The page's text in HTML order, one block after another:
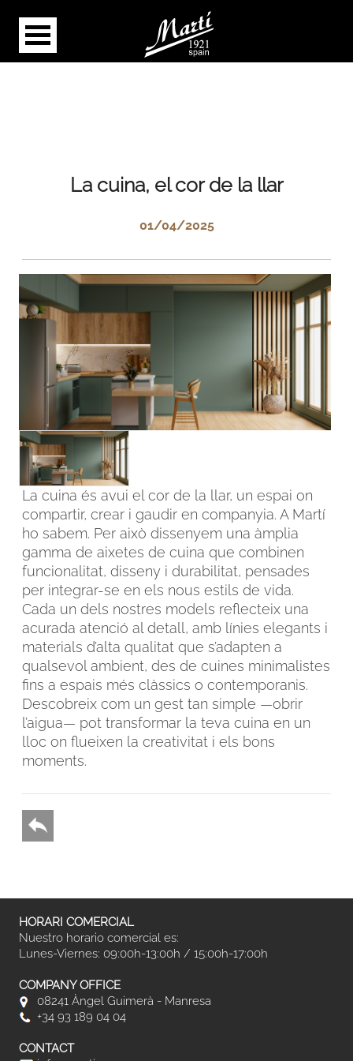
INSTAGRAM FACEBOOK
CAT ESP ENG FRA
La cuina, el cor de la llar
01/04/2025
La cuina és avui el cor de la llar, un espai on
compartir, crear i gaudir en companyia. A Martí
ho sabem. Per això dissenyem una àmplia
gamma de aixetes de cuina que combinen
funcionalitat, disseny i durabilitat, pensades
per integrar-se en els nous estils de vida.
Cada un dels nostres models reflecteix una
acurada atenció al detall, amb línies elegants i
materials d’alta qualitat que s’adapten a
qualsevol ambient, des de cuines minimalistes
fins a espais més clàssics o contemporanis.
Descobreix com un gest tan simple —obrir
l’aigua— pot transformar la teva cuina en un
lloc on flueixen la creativitat i els bons
moments.
HORARI COMERCIAL
Nuestro horario comercial es:
Lunes-Viernes: 09:00h-13:00h / 15:00h-17:00h
COMPANY OFFICE
08241 Àngel Guimerà - Manresa
+34 93 189 04 04
CONTACT